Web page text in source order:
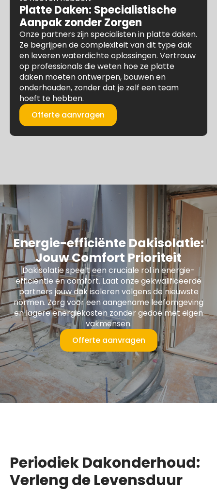
Platte Daken: Specialistische
Aanpak zonder Zorgen
Onze partners zijn specialisten in platte daken.
Ze begrijpen de complexiteit van dit type dak
en leveren waterdichte oplossingen. Vertrouw
op professionals die weten hoe ze platte
daken moeten ontwerpen, bouwen en
onderhouden, zonder dat je zelf een team
hoeft te hebben.
Offerte aanvragen
Energie-efficiënte Dakisolatie:
Jouw Comfort Prioriteit
Dakisolatie speelt een cruciale rol in energie-
efficiëntie en comfort. Laat onze gekwalificeerde
partners jouw dak isoleren volgens de nieuwste
normen. Zorg voor een aangename leefomgeving
en lagere energiekosten zonder gedoe met eigen
vakmensen.
Offerte aanvragen
Periodiek Dakonderhoud:
Verleng de Levensduur